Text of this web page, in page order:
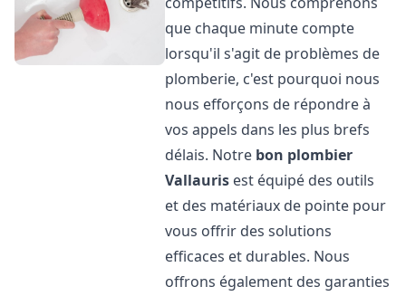
que chaque minute compte
lorsqu'il s'agit de problèmes de
plomberie, c'est pourquoi nous
nous efforçons de répondre à
vos appels dans les plus brefs
délais. Notre bon plombier
Vallauris est équipé des outils
et des matériaux de pointe pour
vous offrir des solutions
efficaces et durables. Nous
offrons également des garanties